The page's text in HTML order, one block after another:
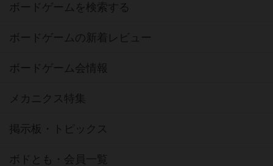
ボードゲームを検索する
ボードゲームの新着レビュー
ボードゲーム会情報
メカニクス特集
掲示板・トピックス
ボドとも・会員一覧